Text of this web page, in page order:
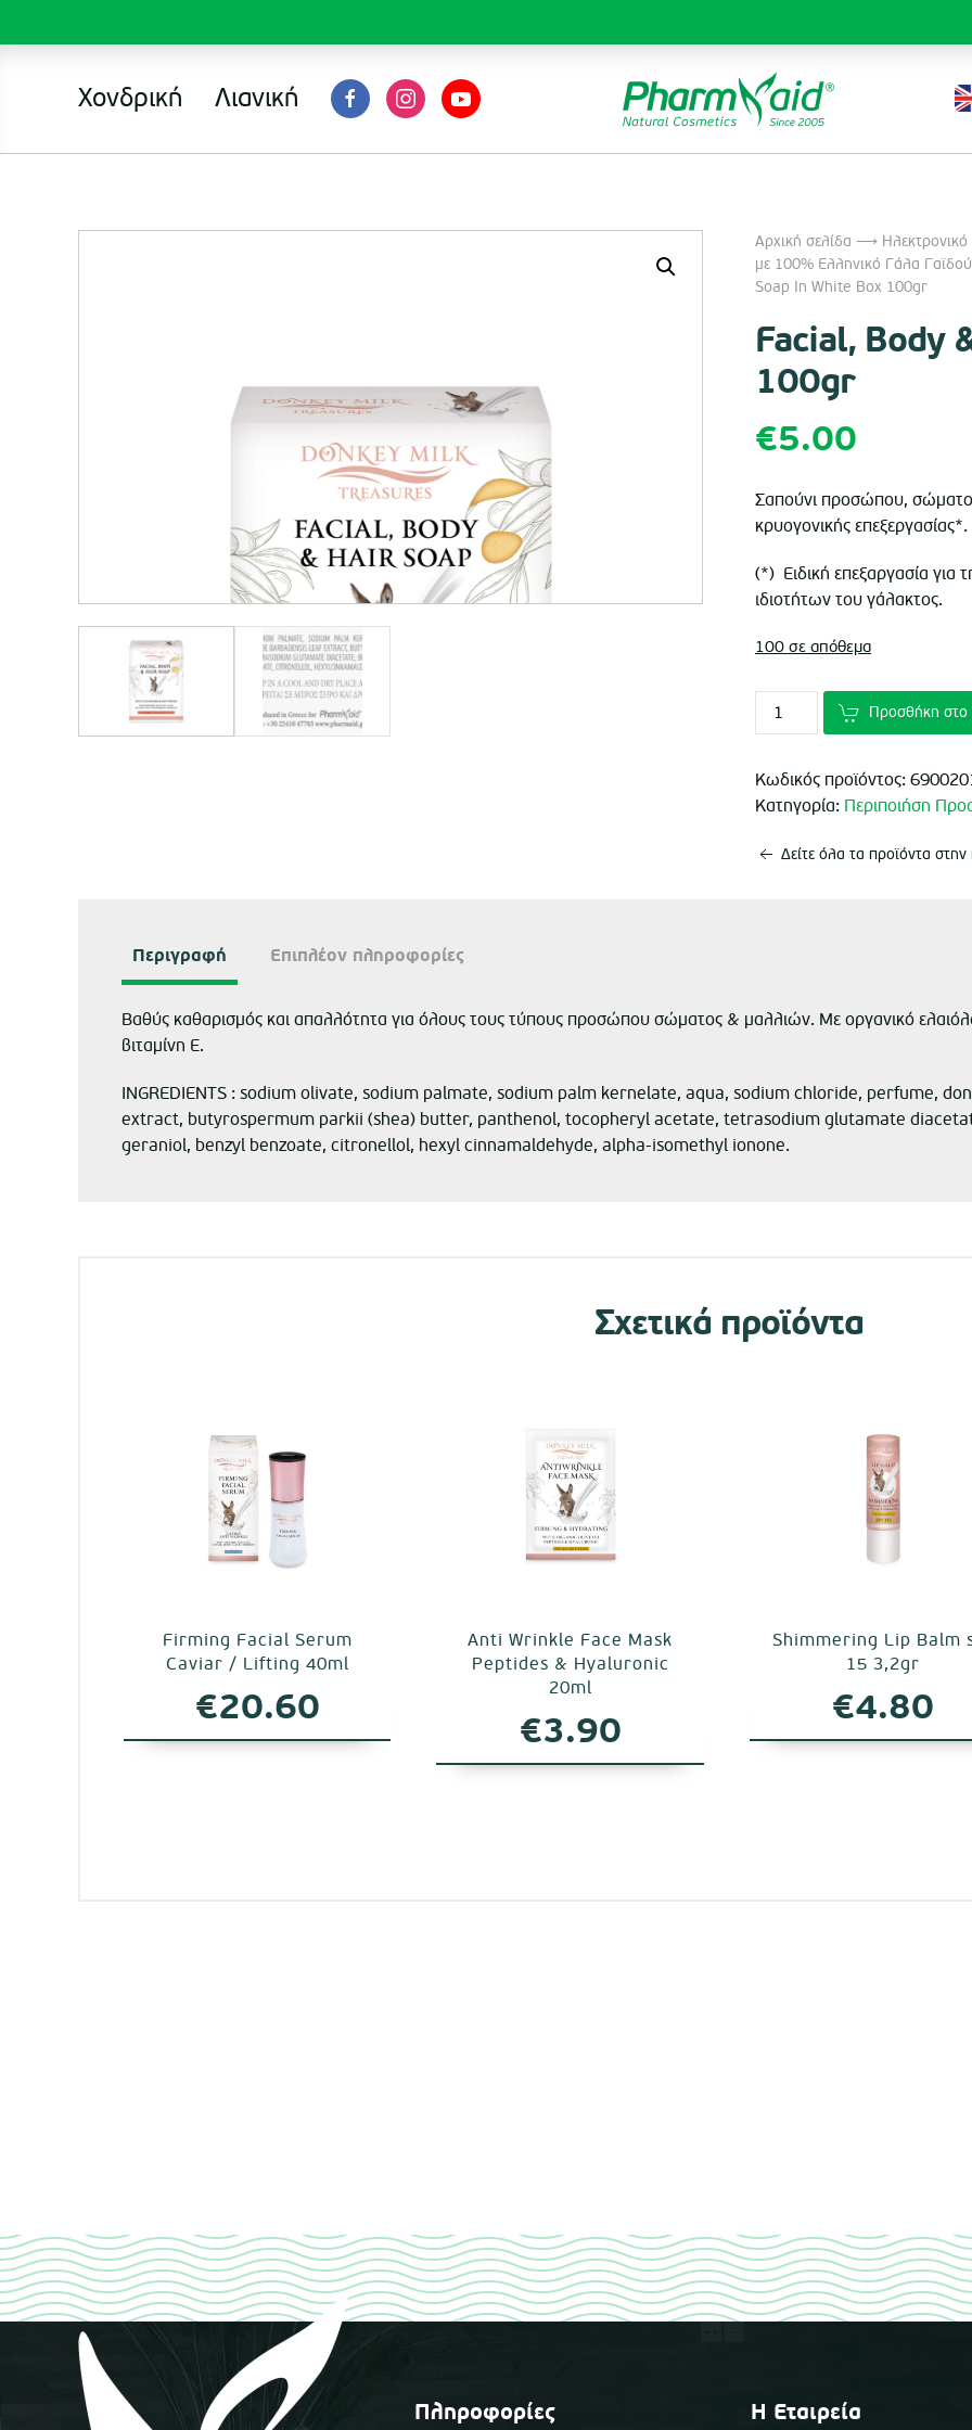
Χονδρική Λιανική
Αρχική σελίδα ⟶
με 100% Ελληνικό Γάλα
Soap In White Box 100gr
Facial, Body
100gr
€5.00
Σαπούνι προσώπου,
κρυογονικής επεξεργασίας*.
(*) Ειδική επεξαργασία για
ιδιοτήτων του γάλακτος.
100 σε απόθεμα
Προσθήκη στο
Κωδικός προϊόντος:
Κατηγορία: Περιποιήση
Δείτε όλα τα προϊόντα στην
Περιγραφή Επιπλέον πληροφορίες
Βαθύς καθαρισμός και απαλλότητα για όλους τους τύπους προσώπου σώματος & μαλλιών. Με οργανικό
βιταμίνη Ε.
INGREDIENTS : sodium olivate, sodium palmate, sodium palm kernelate, aqua, sodium chloride, perfume,
extract, butyrospermum parkii (shea) butter, panthenol, tocopheryl acetate, tetrasodium glutamate
geraniol, benzyl benzoate, citronellol, hexyl cinnamaldehyde, alpha-isomethyl ionone.
Σχετικά προϊόντα
Firming Facial Serum
Caviar / Lifting 40ml
€20.60
Anti Wrinkle Face Mask
Peptides & Hyaluronic
20ml
€3.90
Shimmering Lip Balm
15 3,2gr
€4.80
Πληροφορίες Η Εταιρεία